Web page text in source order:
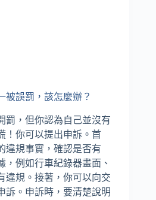
被誤罰，該怎麼辦？
罰，但你認為自己並沒有
！你可以提出申訴。首
違規事實，確認是否有
，例如行車紀錄器畫面、
違規。接著，你可以向交
訴。申訴時，要清楚說明